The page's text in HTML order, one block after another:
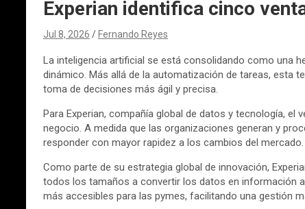
Experian identifica cinco
Jul 8, 2026 Fernando Reyes
La inteligencia artificial se está consolidando como una
dinámico. Más allá de la automatización de tareas, esta
toma de decisiones más ágil y precisa.
Para Experian, compañía global de datos y tecnología,
negocio. A medida que las organizaciones generan y
responder con mayor rapidez a los cambios del mercado.
Como parte de su estrategia global de innovación,
todos los tamaños a convertir los datos en información
más accesibles para las pymes, facilitando una gestión